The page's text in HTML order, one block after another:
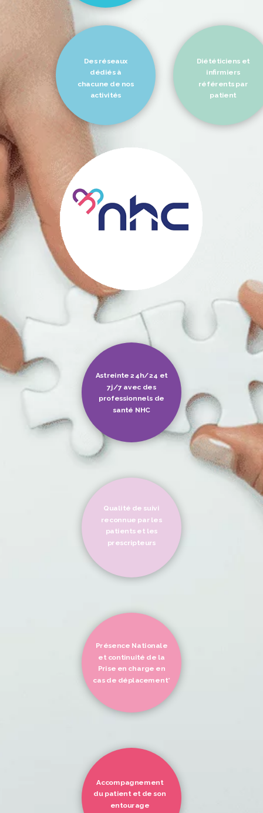
Des réseaux
dédiés à
chacune de nos
activités
Diététiciens et
infirmiers
référents par
patient
Astreinte 24h/24 et
7j/7 avec des
professionnels de
santé NHC
Qualité de suivi
reconnue par les
patients et les
prescripteurs
Présence Nationale
et continuité de la
Prise en charge en
cas de déplacement*
Accompagnement
du patient et de son
entourage